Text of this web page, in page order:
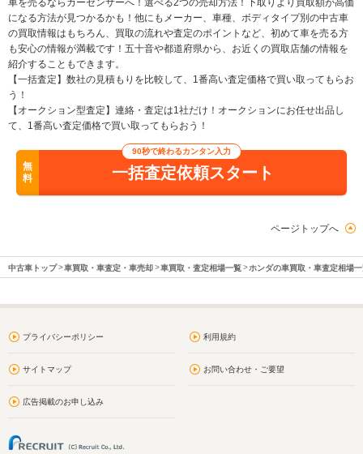
車を売るならカーセンサーへ！選べる2つの売却方法！下取りより買取額が高価
になる方法が見つかるかも！他にもメーカー、車種、ボディタイプ別の中古車
の買取情報はもちろん、買取の流れや査定のポイントなど、初めて車を売る方
も安心の情報が満載です！五十音や都道府県から、お近くの買取店舗の情報を
紹介することもできます。
【一括査定】数社の見積もりを比較して、1番高い査定価格で買い取ってもらお
う！
【オークション型査定】連絡・査定は1社だけ！オークションにお任せ出品し
て、1番高い査定価格で買い取ってもらおう！
無
料
90秒で終わるカンタン入力
一括査定依頼スタート
ページトップへ
中古車トップ 車買取・車査定・車売却 車買取・査定相場一覧 ホンダの車買取・車査定相場
プライバシーポリシー 利用規約
サイトマップ お問い合わせ・ご要望
広告掲載のお申し込み